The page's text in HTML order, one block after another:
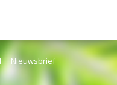
Nieuwsbrief